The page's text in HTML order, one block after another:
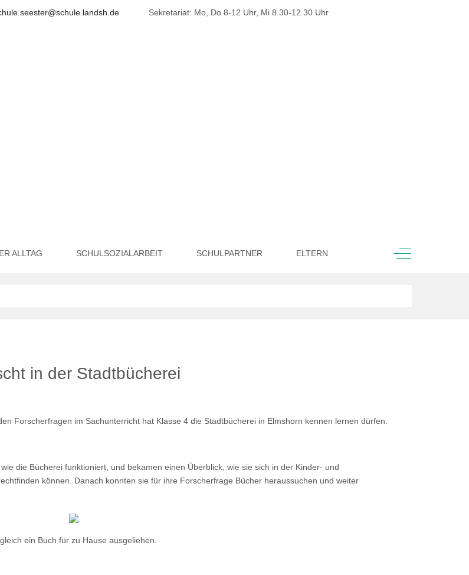
Sekretariat: Mo, Do 8-12 Uhr, Mi 8.30-12.30 Uhr
ALLTAG SCHULSOZIALARBEIT SCHULPARTNER ELTERN Off-Canvas
in der Stadtbücherei
Forscherfragen im Sachunterricht hat Klasse 4 die Stadtbücherei in Elmshorn kennen lernen dürfen.
die Bücherei funktioniert, und bekamen einen Überblick, wie sie sich in der Kinder- und
können. Danach konnten sie für ihre Forscherfrage Bücher heraussuchen und weiter
ein Buch für zu Hause ausgeliehen.